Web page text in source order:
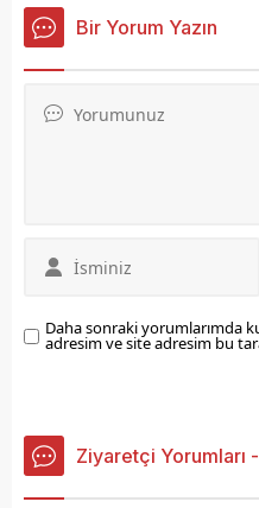
hakkında bilgiler verdi.
Bir Yorum Yazın
Daha sonraki yorumlarımda
adresim ve site adresim bu
Ziyaretçi Yorumları